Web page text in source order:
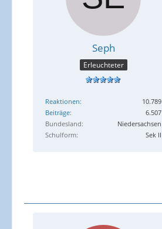
Seph
Erleuchteter
Reaktionen
10.789
Beiträge
6.507
Bundesland
Niedersachsen
Schulform
Sek II